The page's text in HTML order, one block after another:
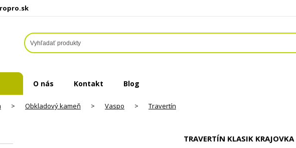
O nás Kontakt Blog
> Obkladový kameň > Vaspo > Travertín
TRAVERTÍN KLASIK KRAJOVKA